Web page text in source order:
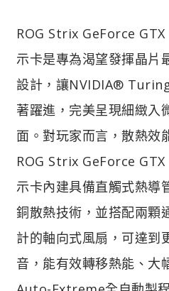
ROG Strix GeForce GTX
示卡是專為渴望發揮晶片
設計，讓NVIDIA®
著躍進，完美呈現細緻入
面。對玩家而言，散熱效
ROG Strix GeForce GTX
示卡內建具備直觸式熱
銅散熱技術，並搭配兩顆
計的軸向式風扇，可達到
音，能有效轉移熱能、大